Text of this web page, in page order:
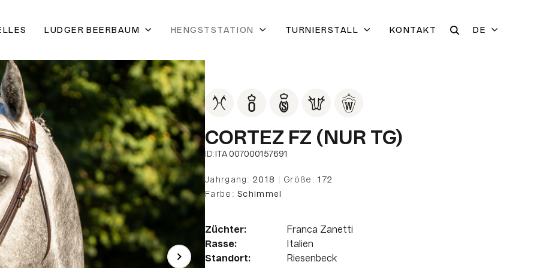
LUDGER BEERBAUM HENGSTSTATION TURNIERSTALL KONTAKT DE
CORTEZ FZ (NUR TG)
ID:ITA 007000157691
Jahrgang: 2018 Größe: 172
Farbe:Schimmel
Züchter:
Franca Zanetti
Rasse:
Italien
Standort:
Riesenbeck